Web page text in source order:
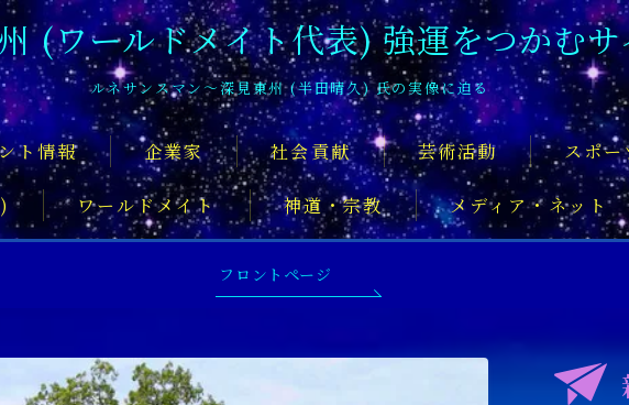
(ワールドメイト代表) 強運をつかむサ
ルネサンスマン〜深見東州 (半田晴久) 氏の実像に迫る
ト情報 企業家 社会貢献 芸術活動 スポー
ワールドメイト 神道・宗教 メディア・ネット
深見東州氏について知るおすすめの記事
フロントページ